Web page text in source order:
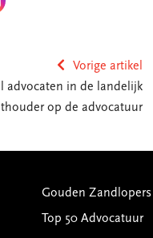
Vorige artikel
advocaten in de landelijk
op de advocatuur
Gouden Zandlopers
Top 50 Advocatuur